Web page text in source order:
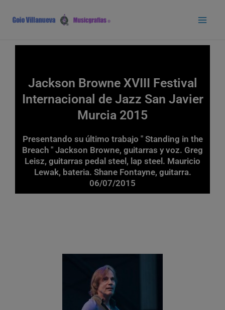
contenido
Jackson Browne XVIII Festival
Internacional de Jazz San Javier
Murcia 2015
Presentando su último trabajo " Standing in the
Breach " Jackson Browne, guitarras y voz. Greg
Leisz, guitarras pedal steel, lap steel. Mauricio
Lewak, bateria. Shane Fontayne, guitarra.
06/07/2015